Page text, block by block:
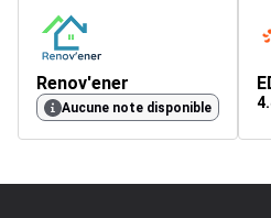
Renov'ener
Aucune note disponible